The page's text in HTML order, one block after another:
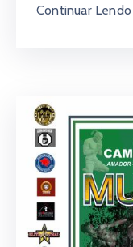
Continuar Lendo